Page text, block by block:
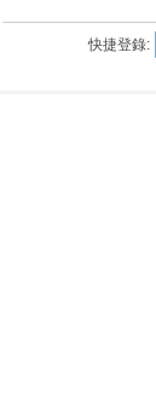
快捷登錄: